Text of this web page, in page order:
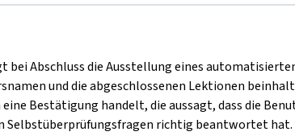
bei Abschluss die Ausstellung eines
und die abgeschlossenen Lektionen
Bestätigung handelt, die aussagt, dass die
Selbstüberprüfungsfragen richtig beantwortet hat.